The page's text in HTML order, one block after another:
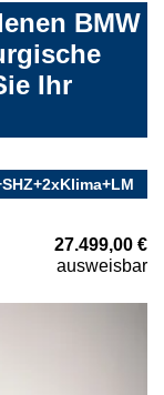
BMW
Ihr
27.499,00 €
ausweisbar